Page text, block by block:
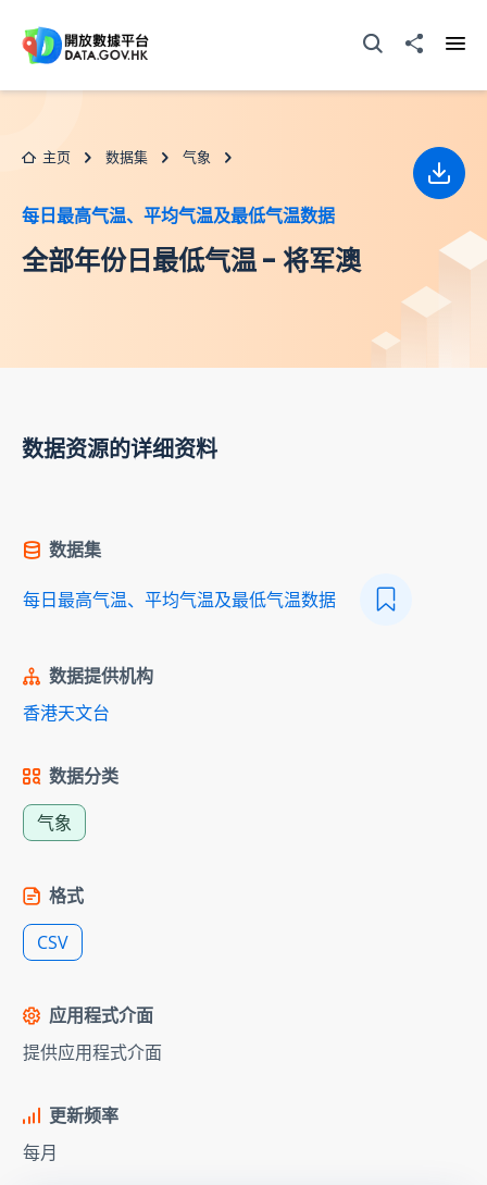
打开搜寻器分享至
主页 数据集 气象
每日最高气温、平均气温及最低气温数据
全部年份日最低气温 - 将军澳
下载
数据资源的详细资料
数据集
每日最高气温、平均气温及最低气温数据
数据提供机构
香港天文台
数据分类
气象
格式
CSV
应用程式介面
提供应用程式介面
更新频率
每月